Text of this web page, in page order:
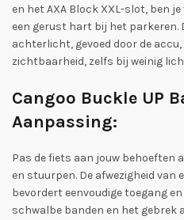
en het AXA Block XXL-slot, ben
een gerust hart bij het parkeren.
achterlicht, gevoed door de
zichtbaarheid, zelfs bij weinig
Cangoo Buckle UP
Aanpassing:
Pas de fiets aan jouw behoeften
en stuurpen. De afwezigheid van
bevordert eenvoudige toegang
schwalbe banden en het gebrek